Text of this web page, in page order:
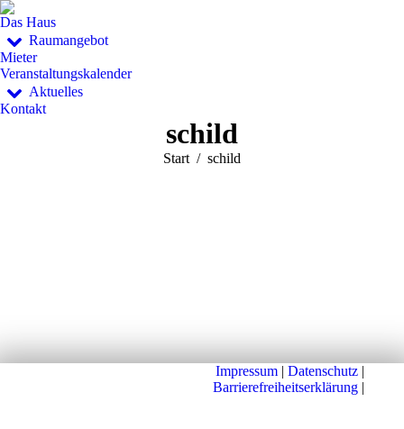
Das Haus
Raumangebot
Mieter
Veranstaltungskalender
Aktuelles
Kontakt
schild
Sie befinden sich
Start schild
Impressum Datenschutz
Barrierefreiheitserklärung